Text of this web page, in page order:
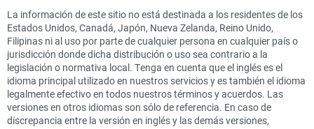
La información de este sitio no está destinada a los residentes de los
Estados Unidos, Canadá, Japón, Nueva Zelanda, Reino Unido,
Filipinas ni al uso por parte de cualquier persona en cualquier país o
jurisdicción donde dicha distribución o uso sea contrario a la
legislación o normativa local. Tenga en cuenta que el inglés es el
idioma principal utilizado en nuestros servicios y es también el idioma
legalmente efectivo en todos nuestros términos y acuerdos. Las
versiones en otros idiomas son sólo de referencia. En caso de
discrepancia entre la versión en inglés y las demás versiones,